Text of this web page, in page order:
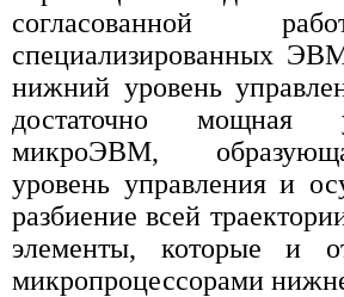
согласованной
специализированных
нижний уровень
достаточно мощная
микроЭВМ,
уровень управления и
разбиение всей
элементы, которые и
микропроцессорами